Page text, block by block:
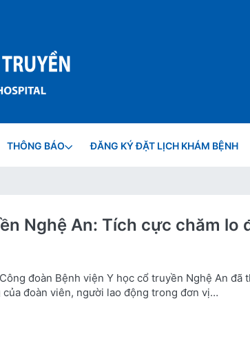
THÔNG BÁO ĐĂNG KÝ ĐẶT LỊCH KHÁM BỆNH
Nghệ An: Tích cực chăm lo
đoàn Bệnh viện Y học cổ truyền Nghệ An đã
đoàn viên, người lao động trong đơn vị…